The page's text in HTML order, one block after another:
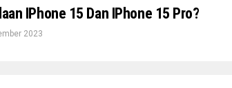
IPhone 15 Dan IPhone 15 Pro?
2023